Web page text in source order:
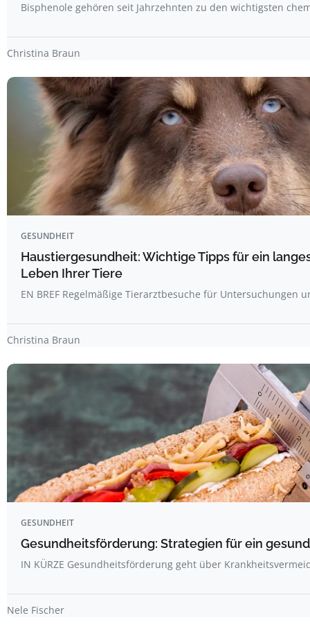
Bisphenole gehören seit Jahrzehnten zu den wichtigsten
Christina Braun
GESUNDHEIT
Haustiergesundheit: Wichtige Tipps für ein
Leben Ihrer Tiere
EN BREF Regelmäßige Tierarztbesuche für Untersuchungen
Christina Braun
GESUNDHEIT
Gesundheitsförderung: Strategien für ein
IN KÜRZE Gesundheitsförderung geht über
Nele Fischer